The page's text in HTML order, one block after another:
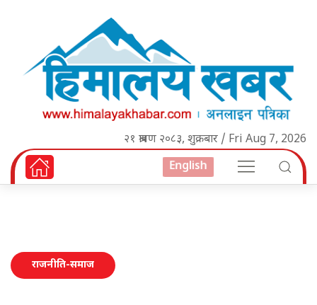
२१ श्रावण २०८३, शुक्रबार / Fri Aug 7, 2026
English
राजनीति-समाज